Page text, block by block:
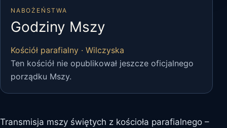
NABOŻEŃSTWA
Godziny Mszy
Kościół parafialny · Wilczyska
Ten kościół nie opublikował jeszcze oficjalnego
porządku Mszy.
Transmisja mszy świętych z kościoła parafialnego –